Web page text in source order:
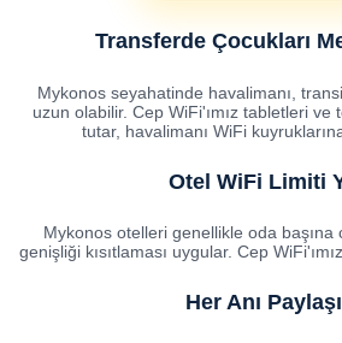
Transferde Çocukları
Mykonos seyahatinde havalimanı,
uzun olabilir. Cep WiFi'ımız tabletleri ve
tutar, havalimanı WiFi
Otel WiFi Limiti
Mykonos otelleri genellikle oda başına
genişliği kısıtlaması uygular. Cep
Her Anı